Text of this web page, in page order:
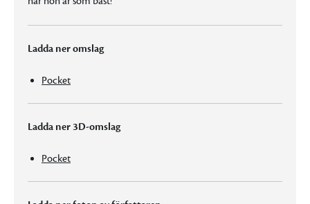
Ladda ner omslag
Pocket
Ladda ner 3D-omslag
Pocket